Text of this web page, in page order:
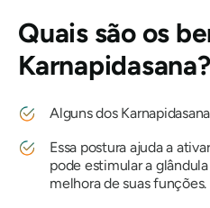
Quais são os
Karnapidasana?
Alguns dos Karnapidasana
Essa postura ajuda a
pode estimular a
melhora de suas funções.